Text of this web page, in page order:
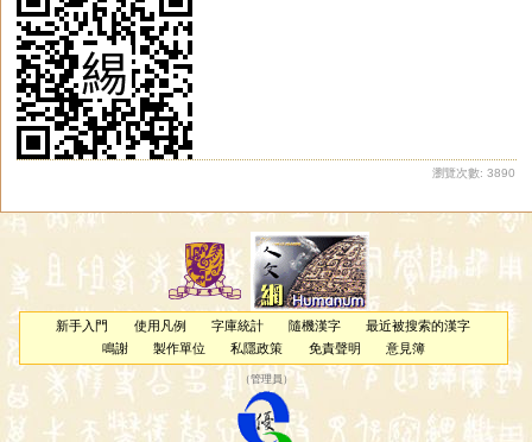
瀏覽次數: 3890
新手入門 使用凡例 字庫統計 隨機漢字
最近被搜索的漢字
鳴謝
製作單位 私隱政策 免責聲明 意見簿
（管理員 ）